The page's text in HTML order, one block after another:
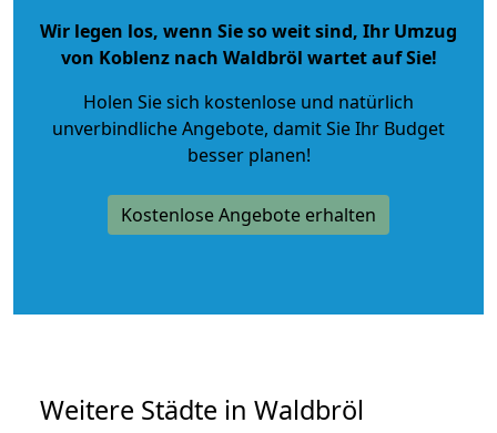
Wir legen los, wenn Sie so weit sind, Ihr Umzug
von Koblenz nach Waldbröl wartet auf Sie!
Holen Sie sich kostenlose und natürlich
unverbindliche Angebote, damit Sie Ihr Budget
besser planen!
Kostenlose Angebote erhalten
Weitere Städte in Waldbröl